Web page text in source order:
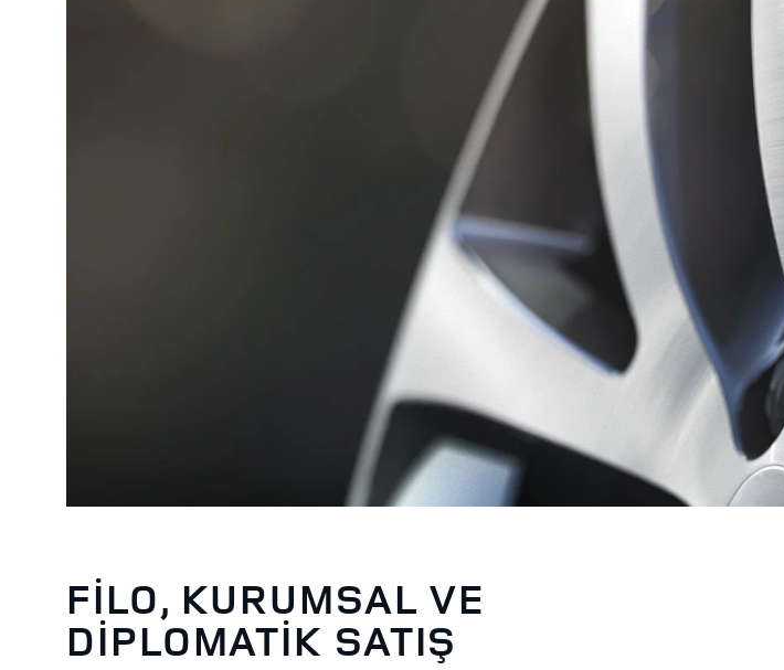
FİLO, KURUMSAL VE
DİPLOMATİK SATIŞ